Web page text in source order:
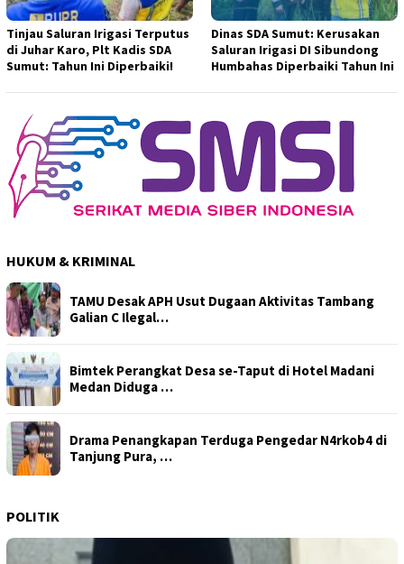
Tinjau Saluran Irigasi Terputus
di Juhar Karo, Plt Kadis SDA
Sumut: Tahun Ini Diperbaiki!
Dinas SDA Sumut: Kerusakan
Saluran Irigasi DI Sibundong
Humbahas Diperbaiki Tahun Ini
HUKUM & KRIMINAL
TAMU Desak APH Usut Dugaan Aktivitas Tambang
Galian C Ilegal…
Bimtek Perangkat Desa se-Taput di Hotel Madani
Medan Diduga …
Drama Penangkapan Terduga Pengedar N4rkob4 di
Tanjung Pura, …
POLITIK